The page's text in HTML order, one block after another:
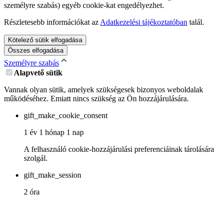
személyre szabás) egyéb cookie-kat engedélyezhet.
Részletesebb információkat az Adatkezelési tájékoztatóban talál.
Kötelező sütik elfogadása
Összes elfogadása
Személyre szabás
Alapvető sütik
Vannak olyan sütik, amelyek szükségesek bizonyos weboldalak
működéséhez. Emiatt nincs szükség az Ön hozzájárulására.
gift_make_cookie_consent
1 év 1 hónap 1 nap
A felhasználó cookie-hozzájárulási preferenciáinak tárolására
szolgál.
gift_make_session
2 óra